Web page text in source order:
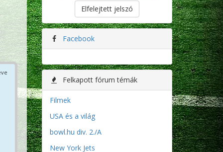
Elfelejtett jelszó
Facebook
Felkapott fórum témák
Filmek
USA és a világ
bowl.hu div. 2./A
New York Jets